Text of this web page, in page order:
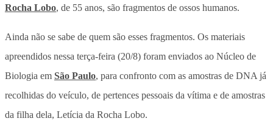
Rocha Lobo, de 55 anos, são fragmentos de ossos humanos.
Ainda não se sabe de quem são esses fragmentos. Os materiais
apreendidos nessa terça-feira (20/8) foram enviados ao Núcleo de
Biologia em São Paulo, para confronto com as amostras de DNA já
recolhidas do veículo, de pertences pessoais da vítima e de amostras
da filha dela, Letícia da Rocha Lobo.